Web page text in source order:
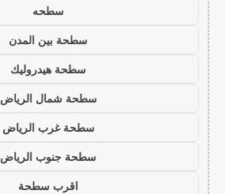
سطحه
سطحة بين المدن
سطحة هيدروليك
سطحة شمال الرياض
سطحة غرب الرياض
سطحة جنوب الرياض
اقرب سطحة